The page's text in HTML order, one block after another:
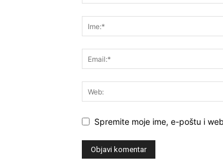
Spremite moje ime, e-poštu i